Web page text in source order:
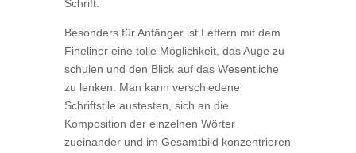
Schrift.
Besonders für Anfänger ist Lettern mit dem
Fineliner eine tolle Möglichkeit, das Auge zu
schulen und den Blick auf das Wesentliche
zu lenken. Man kann verschiedene
Schriftstile austesten, sich an die
Komposition der einzelnen Wörter
zueinander und im Gesamtbild konzentrieren